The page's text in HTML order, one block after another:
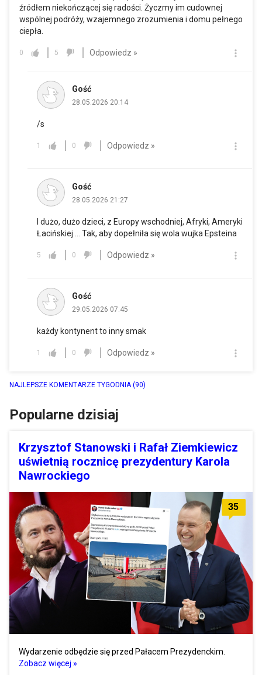
źródłem niekończącej się radości. Życzmy im cudownej
wspólnej podróży, wzajemnego zrozumienia i domu pełnego
ciepła.
0 5 Odpowiedz »
Gość
28.05.2026 20:14
/s
1 0 Odpowiedz »
Gość
28.05.2026 21:27
I dużo, dużo dzieci, z Europy wschodniej, Afryki, Ameryki
Łacińskiej ... Tak, aby dopełniła się wola wujka Epsteina
5 0 Odpowiedz »
Gość
29.05.2026 07:45
każdy kontynent to inny smak
1 0 Odpowiedz »
NAJLEPSZE KOMENTARZE TYGODNIA(90)
Popularne dzisiaj
Krzysztof Stanowski i Rafał Ziemkiewicz
uświetnią rocznicę prezydentury Karola
Nawrockiego
35
Wydarzenie odbędzie się przed Pałacem Prezydenckim.
Zobacz więcej »